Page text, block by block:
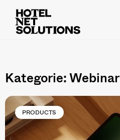
Kategorie: Webinar
PRODUCTS